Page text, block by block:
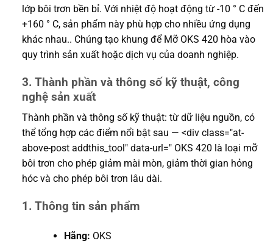
lớp bôi trơn bền bỉ. Với nhiệt độ hoạt động từ -10 ° C đến
+160 ° C, sản phẩm này phù hợp cho nhiều ứng dụng
khác nhau.. Chúng tạo khung để Mỡ OKS 420 hòa vào
quy trình sản xuất hoặc dịch vụ của doanh nghiệp.
3. Thành phần và thông số kỹ thuật, công
nghệ sản xuất
Thành phần và thông số kỹ thuật: từ dữ liệu nguồn, có
thể tổng hợp các điểm nổi bật sau — <div class="at-
above-post addthis_tool" data-url=" OKS 420 là loại mỡ
bôi trơn cho phép giảm mài mòn, giảm thời gian hỏng
hóc và cho phép bôi trơn lâu dài.
1. Thông tin sản phẩm
Hãng: OKS